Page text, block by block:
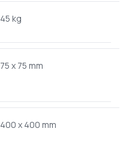
45 kg
75 x 75 mm
400 x 400 mm